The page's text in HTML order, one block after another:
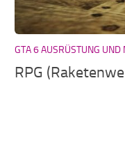
GTA 6 AUSRÜSTUNG UND
RPG